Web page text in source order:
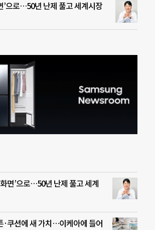
’으로…50년 난제 풀고 세계시장
면’으로…50년 난제 풀고 세계
·쿠션에 새 가치…이케아에 들어